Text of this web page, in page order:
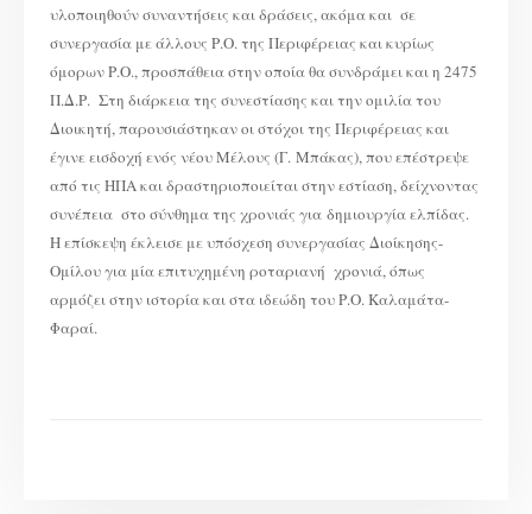
υλοποιηθούν συναντήσεις και δράσεις, ακόμα και σε
συνεργασία με άλλους Ρ.Ο. της Περιφέρειας και κυρίως
όμορων Ρ.Ο., προσπάθεια στην οποία θα συνδράμει και η 2475
Π.Δ.Ρ. Στη διάρκεια της συνεστίασης και την ομιλία του
Διοικητή, παρουσιάστηκαν οι στόχοι της Περιφέρειας και
έγινε εισδοχή ενός νέου Μέλους (Γ. Μπάκας), που επέστρεψε
από τις ΗΠΑ και δραστηριοποιείται στην εστίαση, δείχνοντας
συνέπεια στο σύνθημα της χρονιάς για δημιουργία ελπίδας.
Η επίσκεψη έκλεισε με υπόσχεση συνεργασίας Διοίκησης-
Ομίλου για μία επιτυχημένη ροταριανή χρονιά, όπως
αρμόζει στην ιστορία και στα ιδεώδη του Ρ.Ο. Καλαμάτα-
Φαραί.